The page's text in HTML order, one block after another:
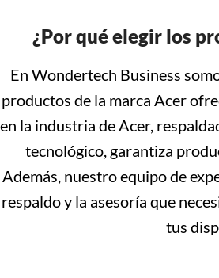
¿Por qué elegir los
En Wondertech Business
productos de la marca Acer
en la industria de Acer,
tecnológico, garantiza
Además, nuestro equipo de
respaldo y la asesoría que
tus